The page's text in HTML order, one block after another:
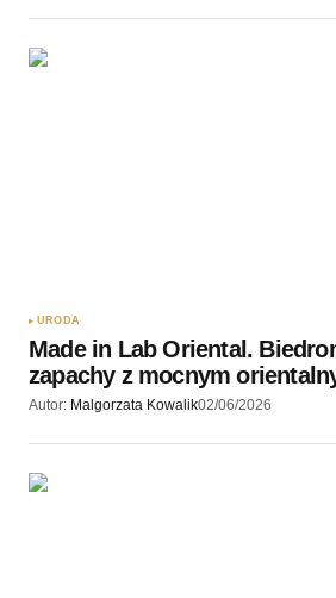
URODA
Made in Lab Oriental.
zapachy z mocnym
Autor: Malgorzata Kowalik02/06/2026